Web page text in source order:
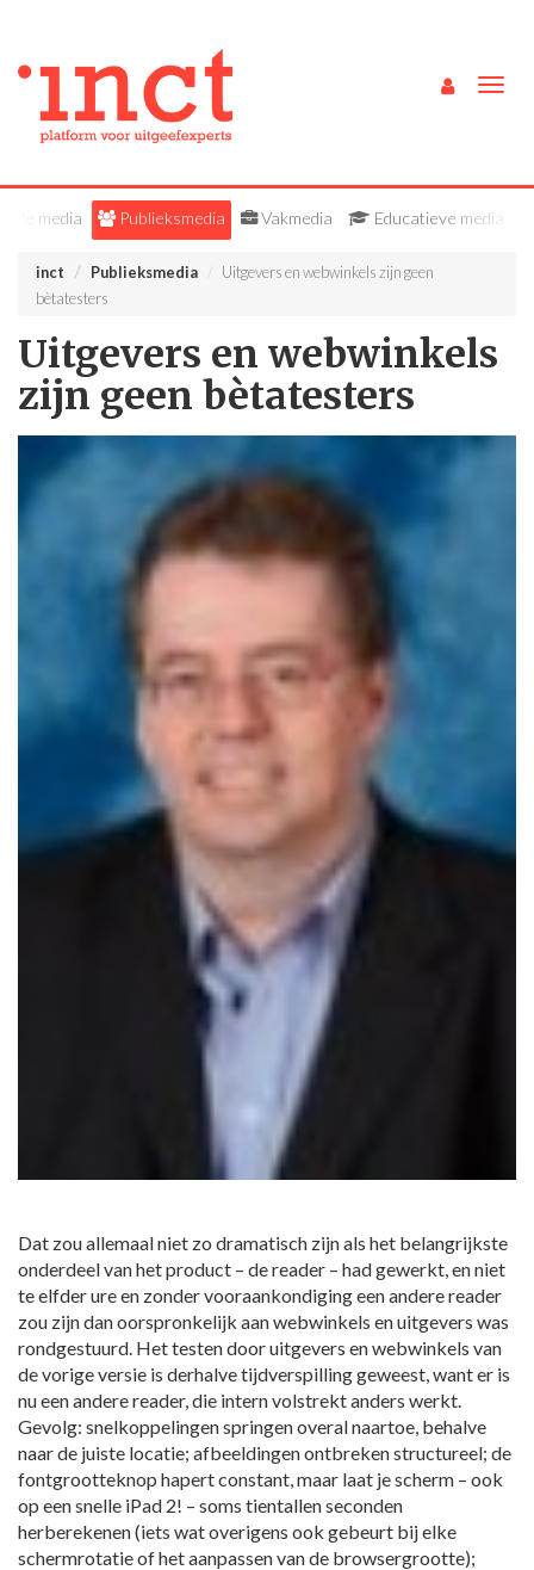
Alle media Publieksmedia Vakmedia Educatieve media
inct Publieksmedia
Uitgevers en webwinkels zijn geen
bètatesters
Uitgevers en webwinkels
zijn geen bètatesters
Dat zou allemaal niet zo dramatisch zijn als het belangrijkste
onderdeel van het product – de reader – had gewerkt, en niet
te elfder ure en zonder vooraankondiging een andere reader
zou zijn dan oorspronkelijk aan webwinkels en uitgevers was
rondgestuurd. Het testen door uitgevers en webwinkels van
de vorige versie is derhalve tijdverspilling geweest, want er is
nu een andere reader, die intern volstrekt anders werkt.
Gevolg: snelkoppelingen springen overal naartoe, behalve
naar de juiste locatie; afbeeldingen ontbreken structureel; de
fontgrootteknop hapert constant, maar laat je scherm – ook
op een snelle iPad 2! – soms tientallen seconden
herberekenen (iets wat overigens ook gebeurt bij elke
schermrotatie of het aanpassen van de browsergrootte);